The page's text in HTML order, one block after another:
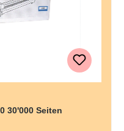
30'000 Seiten